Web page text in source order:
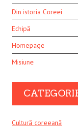
Din istoria Coreei
Echipă
Homepage
Misiune
Cultură coreeană